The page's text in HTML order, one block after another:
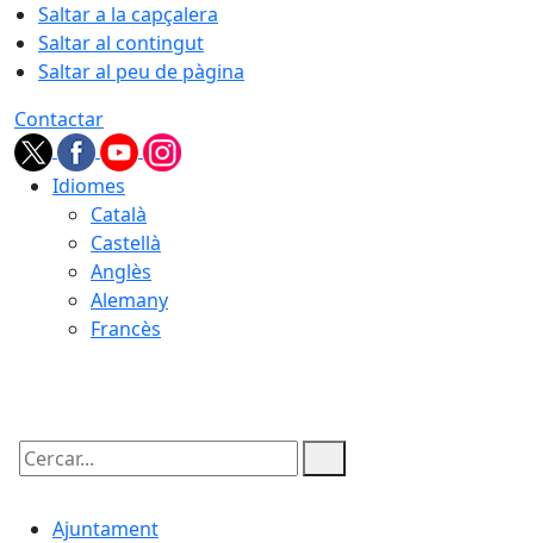
Saltar a la capçalera
Saltar al contingut
Saltar al peu de pàgina
Contactar
Idiomes
Català
Castellà
Anglès
Alemany
Francès
Cercar:
Ajuntament